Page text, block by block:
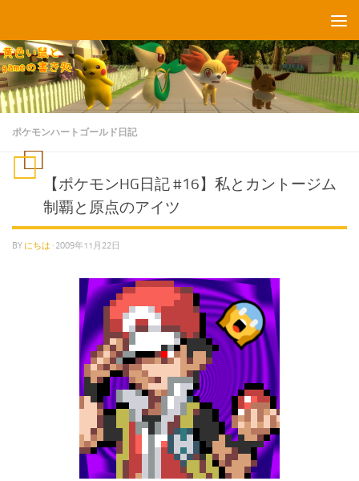
ポケモンハートゴールド日記
【ポケモンHG日記 #16】私とカントージム
制覇と原点のアイツ
BY にちは · 2009年11月22日